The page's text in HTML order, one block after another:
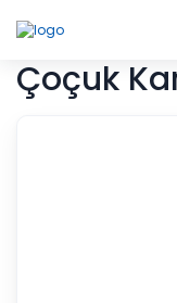
Çoçuk